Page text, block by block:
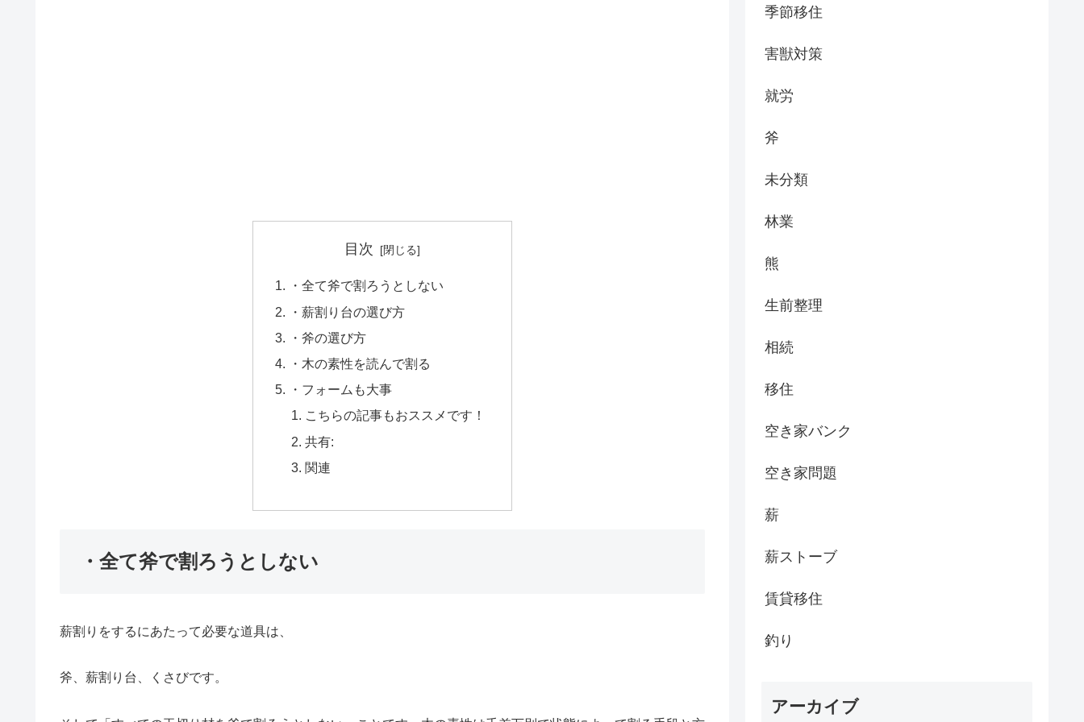
目次
・全て斧で割ろうとしない
・薪割り台の選び方
・斧の選び方
・木の素性を読んで割る
・フォームも大事
こちらの記事もおススメです！
共有:
関連
・全て斧で割ろうとしない
薪割りをするにあたって必要な道具は、
斧、薪割り台、くさびです。
季節移住
害獣対策
就労
斧
未分類
林業
熊
生前整理
相続
移住
空き家バンク
空き家問題
薪
薪ストーブ
賃貸移住
釣り
アーカイブ